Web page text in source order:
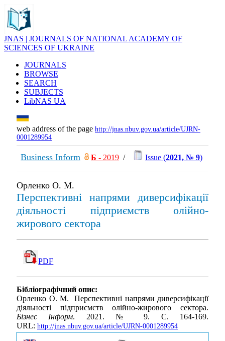
JNAS | JOURNALS OF NATIONAL ACADEMY OF
SCIENCES OF UKRAINE
JOURNALS
BROWSE
SEARCH
SUBJECTS
LibNAS UA
web address of the page http://jnas.nbuv.gov.ua/article/UJRN-
0001289954
Business Inform Б - 2019 / Issue (2021, № 9)
Орленко О. М.
Перспективні напрями диверсифікації
діяльності підприємств олійно-
жирового сектора
PDF
Бібліографічний опис:
Орленко О. М. Перспективні напрями диверсифікації
діяльності підприємств олійно-жирового сектора.
Бізнес Інформ. 2021. № 9. С. 164-169.
URL: http://jnas.nbuv.gov.ua/article/UJRN-0001289954